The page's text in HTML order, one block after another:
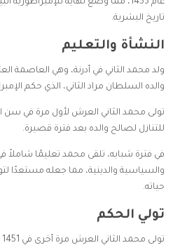
تاريخ البشرية.
النشأة والتعليم
ولد محمد الثاني في أدرنة، وهي العاصمة
والده السلطان مراد الثاني، الذي حكم
تولى محمد الثاني العرش لأول مرة في سن
للتنازل لصالح والده بعد فترة قصيرة.
في فترة شبابه، تلقى محمد تعليمًا شاملاً
والسياسية والدينية، مما جعله مستعدًا
حياته.
تولي الحكم